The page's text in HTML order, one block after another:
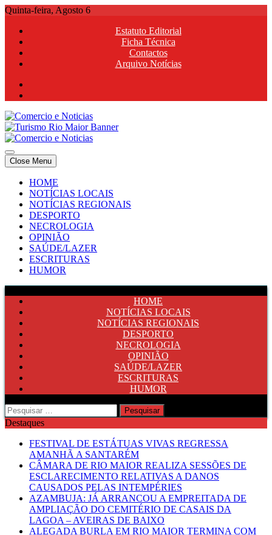
Skip
content
Quinta-feira, Agosto 6
Estatuto Editorial
Ficha Técnica
Contactos
Arquivo Notícias
Comercio e Noticias
Notícias e Publicidade Online
Comercio e Noticias
Notícias e Publicidade Online
Close Menu
HOME
NOTÍCIAS LOCAIS
NOTÍCIAS REGIONAIS
DESPORTO
NECROLOGIA
OPINIÃO
SAÚDE/LAZER
ESCRITURAS
HUMOR
HOME
NOTÍCIAS LOCAIS
NOTÍCIAS REGIONAIS
DESPORTO
NECROLOGIA
OPINIÃO
SAÚDE/LAZER
ESCRITURAS
HUMOR
Pesquisar
por:
Destaques
FESTIVAL DE ESTÁTUAS VIVAS REGRESSA
AMANHÃ A SANTARÉM
CÂMARA DE RIO MAIOR REALIZA SESSÕES DE
ESCLARECIMENTO RELATIVAS A DANOS
CAUSADOS PELAS INTEMPÉRIES
AZAMBUJA: JÁ ARRANCOU A EMPREITADA DE
AMPLIAÇÃO DO CEMITÉRIO DE CASAIS DA
LAGOA – AVEIRAS DE BAIXO
ALEGADA BURLA EM RIO MAIOR TERMINA COM